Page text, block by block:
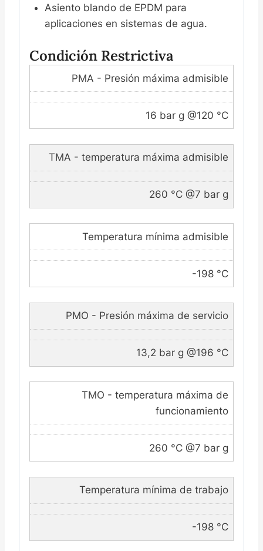
Asiento blando de EPDM para
aplicaciones en sistemas de agua.
Condición Restrictiva
PMA - Presión máxima admisible
16 bar g @120 °C
TMA - temperatura máxima admisible
260 °C @7 bar g
Temperatura mínima admisible
-198 °C
PMO - Presión máxima de servicio
13,2 bar g @196 °C
TMO - temperatura máxima de
funcionamiento
260 °C @7 bar g
Temperatura mínima de trabajo
-198 °C